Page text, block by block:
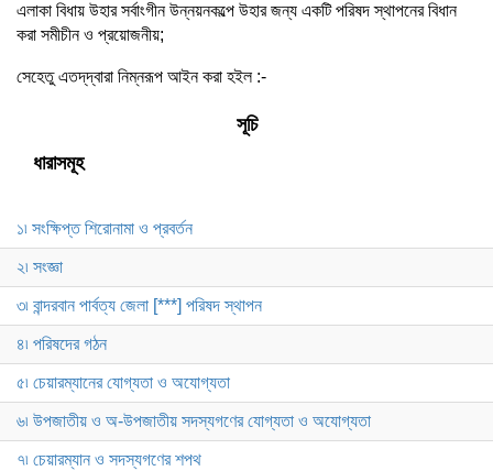
এলাকা বিধায় উহার সর্বাংগীন উন্নয়নকল্পে উহার জন্য একটি পরিষদ স্থাপনের বিধান
করা সমীচীন ও প্রয়োজনীয়;
সেহেতু এতদ্‌দ্বারা নিম্নরূপ আইন করা হইল :-
সূচি
ধারাসমূহ
১৷ সংক্ষিপ্ত শিরোনামা ও প্রবর্তন
২৷ সংজ্ঞা
৩৷ বান্দরবান পার্বত্য জেলা [***] পরিষদ স্থাপন
৪৷ পরিষদের গঠন
৫৷ চেয়ারম্যানের যোগ্যতা ও অযোগ্যতা
৬৷ উপজাতীয় ও অ-উপজাতীয় সদস্যগণের যোগ্যতা ও অযোগ্যতা
৭৷ চেয়ারম্যান ও সদস্যগণের শপথ